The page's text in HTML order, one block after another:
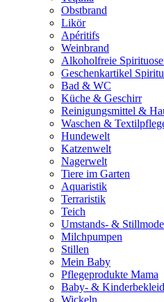
Obstbrand
Likör
Apéritifs
Weinbrand
Alkoholfreie
Geschenkartikel
Bad & WC
Küche & Geschirr
Reinigungsmittel &
Waschen &
Hundewelt
Katzenwelt
Nagerwelt
Tiere im Garten
Aquaristik
Terraristik
Teich
Umstands- & Stillmode
Milchpumpen
Stillen
Mein Baby
Pflegeprodukte Mama
Baby- &
Wickeln